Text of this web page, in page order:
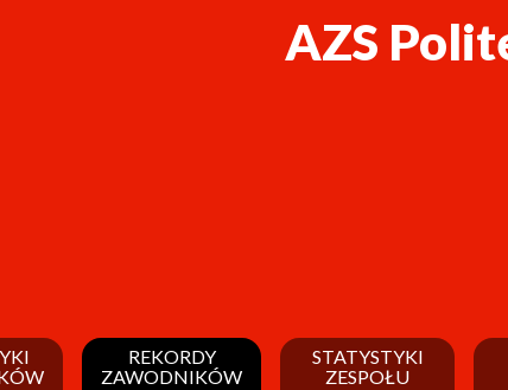
AZS
REKORDY
ZAWODNIKÓW
STATYSTYKI
ZESPOŁU